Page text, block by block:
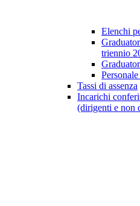
Elenchi
triennio
Tassi di assenza
Incarichi
(dirigenti e non